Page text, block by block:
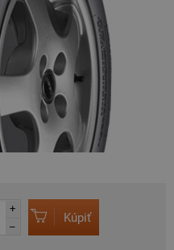
+
–
Kúpiť